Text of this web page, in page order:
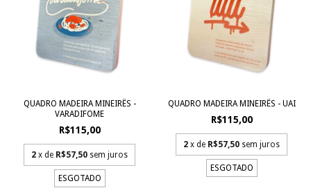
QUADRO MADEIRA MINEIRÊS -
VARADIFOME
R$115,00
2 x de R$57,50 sem juros
ESGOTADO
QUADRO MADEIRA MINEIRÊS - UAI
R$115,00
2 x de R$57,50 sem juros
ESGOTADO